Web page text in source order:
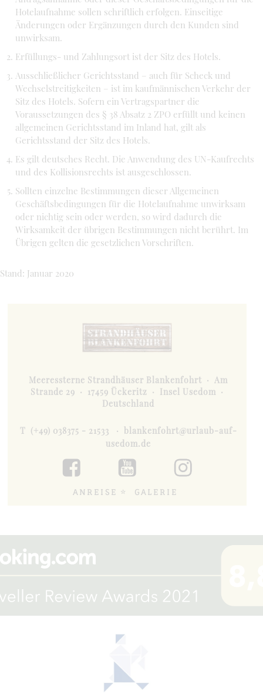
Hotelaufnahme sollen schriftlich erfolgen. Einseitige
Änderungen oder Ergänzungen durch den Kunden sind
unwirksam.
Erfüllungs- und Zahlungsort ist der Sitz des Hotels.
Ausschließlicher Gerichtsstand – auch für Scheck und
Wechselstreitigkeiten – ist im kaufmännischen Verkehr der
Sitz des Hotels. Sofern ein Vertragspartner die
Voraussetzungen des § 38 Absatz 2 ZPO erfüllt und keinen
allgemeinen Gerichtsstand im Inland hat, gilt als
Gerichtsstand der Sitz des Hotels.
Es gilt deutsches Recht. Die Anwendung des UN-Kaufrechts
und des Kollisionsrechts ist ausgeschlossen.
Sollten einzelne Bestimmungen dieser Allgemeinen
Geschäftsbedingungen für die Hotelaufnahme unwirksam
oder nichtig sein oder werden, so wird dadurch die
Wirksamkeit der übrigen Bestimmungen nicht berührt. Im
Übrigen gelten die gesetzlichen Vorschriften.
Stand: Januar 2020
Meeressterne Strandhäuser Blankenfohrt · Am
Strande 29 · 17459 Ückeritz · Insel Usedom ·
Deutschland
T (+49) 038375 - 21533 ·
blankenfohrt@urlaub-auf-
usedom.de
ANREISE GALERIE